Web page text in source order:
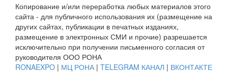
Копирование и/или переработка любых материалов этого
сайта - для публичного использования их (размещение на
других сайтах, публикации в печатных изданиях,
размещение в электронных СМИ и прочие) разрешается
исключительно при получении письменного согласия от
руководителя ООО РОНА
RONAEXPO | МЦ РОНА | TELEGRAM КАНАЛ | ВКОНТАКТЕ